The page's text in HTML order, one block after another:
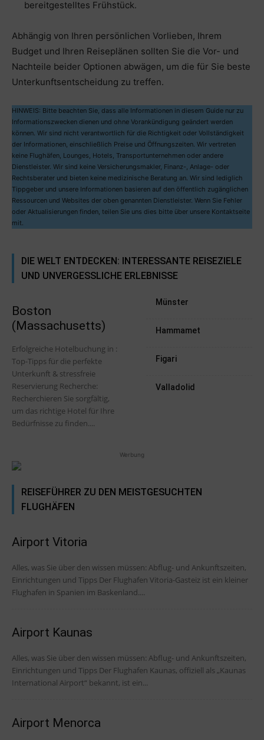
bereitgestelltes Frühstück.
Abhängig von Ihren persönlichen Vorlieben, Ihrem
Budget und Ihren Reiseplänen sollten Sie die Vor- und
Nachteile beider Optionen abwägen, um die für Sie beste
Unterkunftsentscheidung zu treffen.
HINWEIS: Bitte beachten Sie, dass alle Informationen in diesem Guide nur zu
Informationszwecken dienen und ohne Vorankündigung geändert werden
können. Wir sind nicht verantwortlich für die Richtigkeit oder Vollständigkeit
der Informationen, einschließlich Preise und Öffnungszeiten. Wir vertreten
keine Flughäfen, Lounges, Hotels, Transportunternehmen oder andere
Dienstleister. Wir sind keine Versicherungsmakler, Finanz-, Anlage- oder
Rechtsberater und bieten keine medizinische Beratung an. Wir sind lediglich
Tippgeber und unsere Informationen basieren auf den öffentlich zugänglichen
Ressourcen und Websites der oben genannten Dienstleister. Wenn Sie Fehler
oder Aktualisierungen finden, teilen Sie uns dies bitte über unsere Kontaktseite
mit.
DIE WELT ENTDECKEN: INTERESSANTE REISEZIELE
UND UNVERGESSLICHE ERLEBNISSE
Boston
(Massachusetts)
Erfolgreiche Hotelbuchung in :
Top-Tipps für die perfekte
Unterkunft & stressfreie
Reservierung Recherche:
Recherchieren Sie sorgfältig,
um das richtige Hotel für Ihre
Bedürfnisse zu finden....
Münster
Hammamet
Figari
Valladolid
Werbung
REISEFÜHRER ZU DEN MEISTGESUCHTEN
FLUGHÄFEN
Airport Vitoria
Alles, was Sie über den wissen müssen: Abflug- und Ankunftszeiten,
Einrichtungen und Tipps Der Flughafen Vitoria-Gasteiz ist ein kleiner
Flughafen in Spanien im Baskenland....
Airport Kaunas
Alles, was Sie über den wissen müssen: Abflug- und Ankunftszeiten,
Einrichtungen und Tipps Der Flughafen Kaunas, offiziell als „Kaunas
International Airport“ bekannt, ist ein...
Airport Menorca